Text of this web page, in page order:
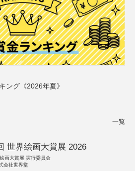
ング《2026年夏》
一覧
世界絵画大賞展 2026
画大賞展 実行委員会
会社世界堂